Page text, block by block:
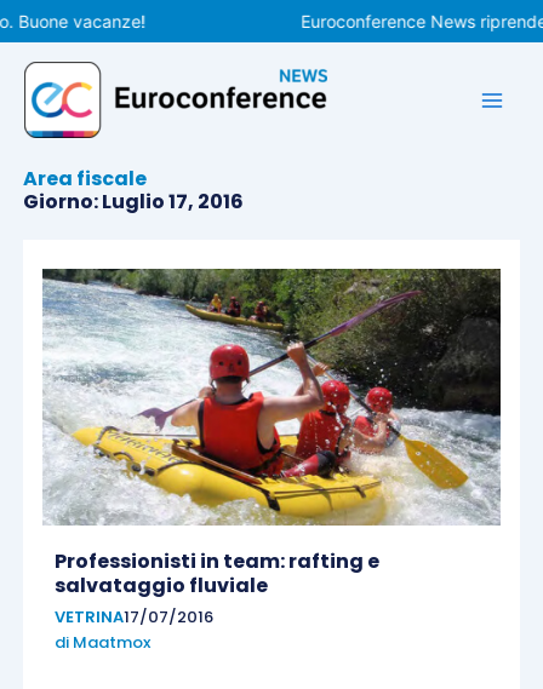
Vai
al
contenuto
vacanze! Euroconference News
Area fiscale
Giorno: Luglio 17, 2016
Professionisti in team: rafting e
salvataggio fluviale
VETRINA17/07/2016
di Maatmox